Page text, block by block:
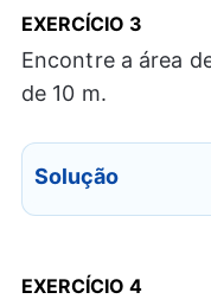
EXERCÍCIO 3
Encontre a área
de 10 m.
Solução
EXERCÍCIO 4